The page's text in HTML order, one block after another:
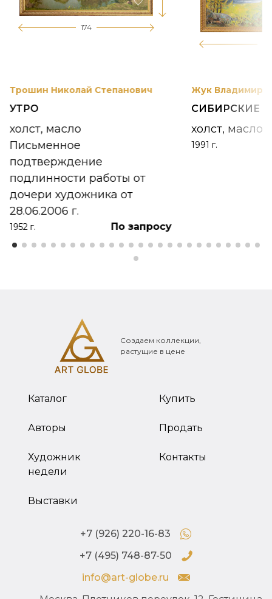
174
Трошин Николай Степанович
УТРО
холст, масло
Письменное
подтверждение
подлинности работы от
дочери художника от
28.06.2006 г.
1952 г. По запросу
Жук Владимир
СИБИРСКИЕ
холст, масло
1991 г.
Создаем коллекции,
растущие в цене
Каталог
Авторы
Художник
недели
Выставки
Купить
Продать
Контакты
+7 (926) 220-16-83
+7 (495) 748-87-50
info@art-globe.ru